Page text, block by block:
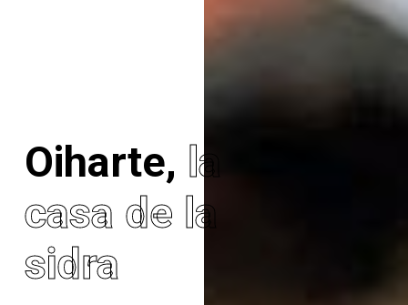
Oiharte, la
casa de la
sidra